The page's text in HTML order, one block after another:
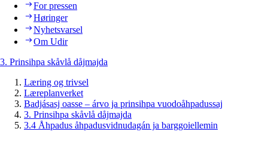
For pressen
Høringer
Nyhetsvarsel
Om Udir
3. Prinsihpa skåvlå dåjmajda
Læring og trivsel
Læreplanverket
Badjásasj oasse – árvo ja prinsihpa vuodoåhpadussaj
3. Prinsihpa skåvlå dåjmajda
3.4 Åhpadus åhpadusvidnudagán ja barggoiellemin